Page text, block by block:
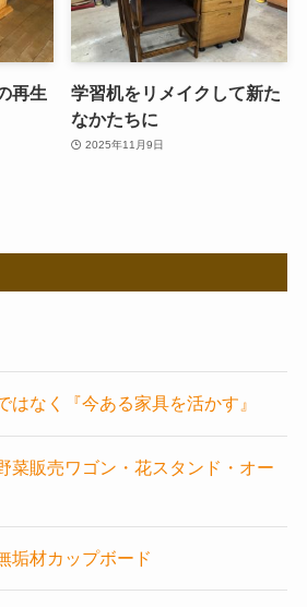
再生
学習机をリメイクして新た
なかたちに
2025年11月9日
はなく『今ある家具を活かす』
販売ワゴン・花スタンド・オー
垢材カップボード